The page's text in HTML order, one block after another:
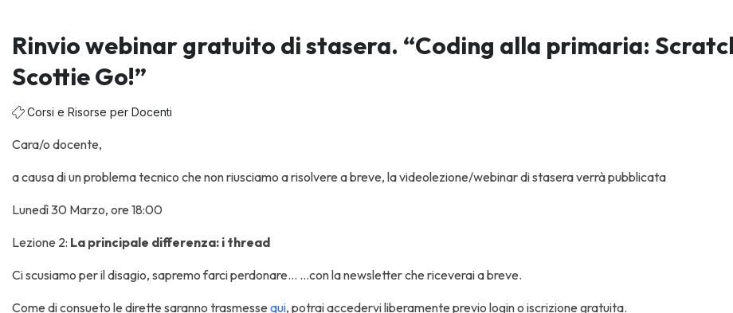
Rinvio webinar gratuito di stasera. “Coding alla primaria:
Scottie Go!”
Corsi e Risorse per Docenti
Cara/o docente,
a causa di un problema tecnico che non riusciamo a risolvere a breve, la videolezione/webinar di stasera verrà pubblicata
Lunedì 30 Marzo, ore 18:00
Lezione 2: La principale differenza: i thread
Ci scusiamo per il disagio, sapremo farci perdonare… …con la newsletter che riceverai a breve.
Come di consueto le dirette saranno trasmesse qui, potrai accedervi liberamente previo login o iscrizione gratuita.